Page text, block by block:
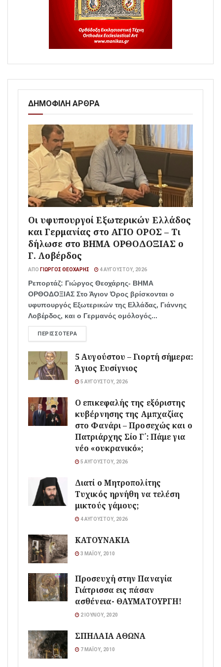
ΔΗΜΟΦΙΛΗ ΑΡΘΡΑ
Οι υφυπουργοί Εξωτερικών Ελλάδος
και Γερμανίας στο ΑΓΙΟ ΟΡΟΣ – Τι
δήλωσε στο ΒΗΜΑ ΟΡΘΟΔΟΞΙΑΣ ο
Γ. Λοβέρδος
ΑΠΌ ΓΙΏΡΓΟΣ ΘΕΟΧΆΡΗΣ 4 ΑΥΓΟΎΣΤΟΥ, 2026
Ρεπορτάζ: Γιώργος Θεοχάρης- ΒΗΜΑ
ΟΡΘΟΔΟΞΙΑΣ Στο Άγιον Όρος βρίσκονται ο
υφυπουργός Εξωτερικών της Ελλάδας, Γιάννης
Λοβέρδος, και ο Γερμανός ομόλογός...
ΠΕΡΙΣΣΌΤΕΡΑ
5 Αυγούστου – Γιορτή σήμερα:
Άγιος Ευσίγνιος
5 ΑΥΓΟΎΣΤΟΥ, 2026
Ο επικεφαλής της εξόριστης
κυβέρνησης της Αμπχαζίας
στο Φανάρι – Προσεχώς και ο
Πατριάρχης Σίο Γ΄: Πάμε για
νέο «ουκρανικό»;
5 ΑΥΓΟΎΣΤΟΥ, 2026
Διατί ο Μητροπολίτης
Τυχικός ηρνήθη να τελέση
μικτούς γάμους;
4 ΑΥΓΟΎΣΤΟΥ, 2026
ΚΑΤΟΥΝΑΚΙΑ
3 ΜΑΪ́ΟΥ, 2010
Προσευχή στην Παναγία
Γιάτρισσα εις πάσαν
ασθένεια- ΘΑΥΜΑΤΟΥΡΓΗ!
2 ΙΟΥΛΊΟΥ, 2020
ΣΠΗΛΑΙΑ ΑΘΩΝΑ
7 ΜΑΪ́ΟΥ, 2010